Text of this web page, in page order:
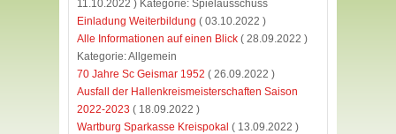
11.10.2022 ) Kategorie: Spielausschuss
Einladung Weiterbildung ( 03.10.2022 )
Alle Informationen auf einen Blick ( 28.09.2022 )
Kategorie: Allgemein
70 Jahre Sc Geismar 1952 ( 26.09.2022 )
Ausfall der Hallenkreismeisterschaften Saison
2022-2023 ( 18.09.2022 )
Wartburg Sparkasse Kreispokal ( 13.09.2022 )